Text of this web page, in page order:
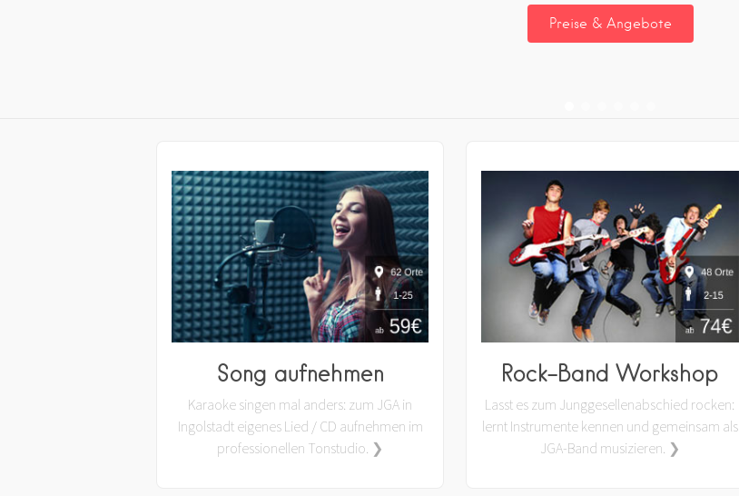
Song aufnehmen
Karaoke singen mal anders: zum JGA in
Ingolstadt eigenes Lied / CD aufnehmen im
professionellen Tonstudio. ❯
Rock-Band Workshop
Lasst es zum Junggesellenabschied rocken:
lernt Instrumente kennen und gemeinsam als
JGA-Band musizieren. ❯